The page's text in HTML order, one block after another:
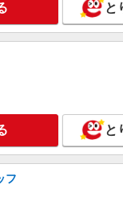
詳
里中央駅＊少人数グル
時給1600円〜2250円 ＜
全支給(ガソリン代含む)
大阪府箕面市≪豊島高
と
と
フ